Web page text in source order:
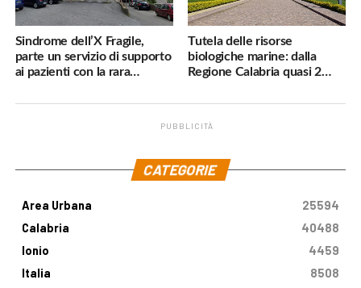
Sindrome dell’X Fragile,
parte un servizio di supporto
ai pazienti con la rara
Tutela delle risorse
biologiche marine: dalla
Regione Calabria quasi 2
PUBBLICITÀ
CATEGORIE
Area Urbana
25594
Calabria
40488
Ionio
4459
Italia
8508